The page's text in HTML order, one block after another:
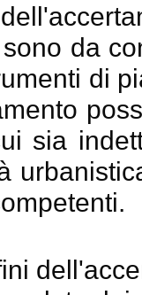
da
di
sia